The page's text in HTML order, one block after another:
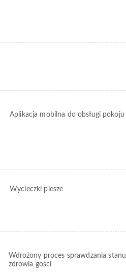
Aplikacja mobilna do obsługi pokoju
Wycieczki piesze
Wdrożony proces sprawdzania stanu
zdrowia gości